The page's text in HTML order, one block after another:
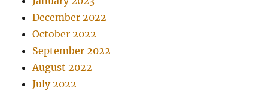
December 2022
October 2022
September 2022
August 2022
July 2022